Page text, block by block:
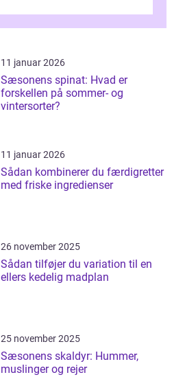
11 januar 2026
Sæsonens spinat: Hvad er
forskellen på sommer- og
vintersorter?
11 januar 2026
Sådan kombinerer du færdigretter
med friske ingredienser
26 november 2025
Sådan tilføjer du variation til en
ellers kedelig madplan
25 november 2025
Sæsonens skaldyr: Hummer,
muslinger og rejer